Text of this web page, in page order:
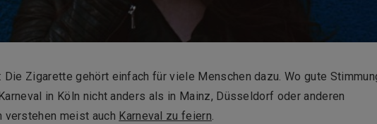
Die Zigarette gehört einfach für viele Menschen dazu. Wo gute
in Köln nicht anders als in Mainz, Düsseldorf oder anderen
verstehen meist auch Karneval zu feiern